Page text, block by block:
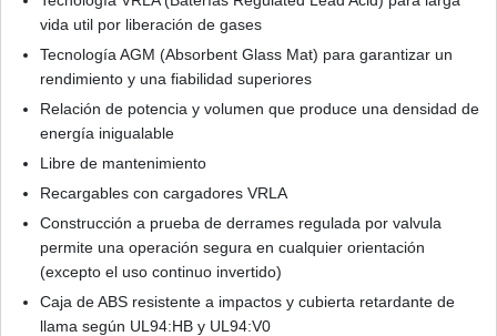
vida util por liberación de gases
Tecnología AGM (Absorbent Glass Mat) para garantizar un
rendimiento y una fiabilidad superiores
Relación de potencia y volumen que produce una densidad de
energía inigualable
Libre de mantenimiento
Recargables con cargadores VRLA
Construcción a prueba de derrames regulada por valvula
permite una operación segura en cualquier orientación
(excepto el uso continuo invertido)
Caja de ABS resistente a impactos y cubierta retardante de
llama según UL94:HB y UL94:V0